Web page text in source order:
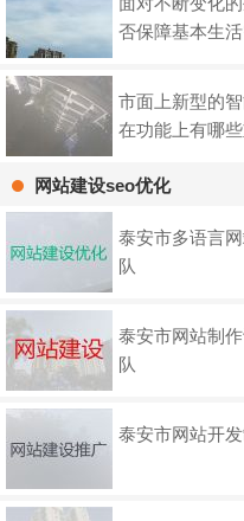
否保障基本生活
市面上新型的
在功能上有哪
网站建设seo优化
泰安市多语言
队
泰安市网站制
队
泰安市网站开